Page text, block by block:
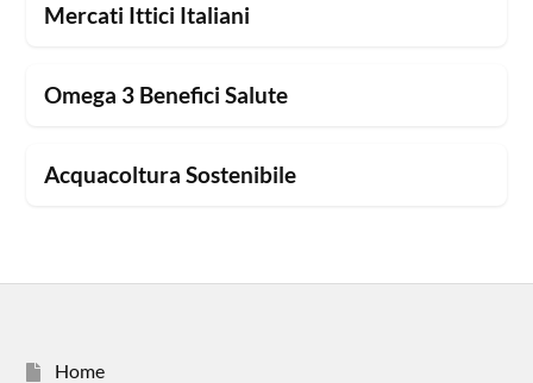
Mercati Ittici Italiani
Omega 3 Benefici Salute
Acquacoltura Sostenibile
Home